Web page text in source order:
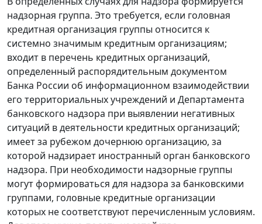
надзорная группа. Это требуется, если головная
кредитная организация группы относится к
системно значимым кредитным организациям;
входит в перечень кредитных организаций,
определенный распорядительным документом
Банка России об информационном взаимодействии
его территориальных учреждений и Департамента
банковского надзора при выявлении негативных
ситуаций в деятельности кредитных организаций;
имеет за рубежом дочернюю организацию, за
которой надзирает иностранный орган банковского
надзора. При необходимости надзорные группы
могут формироваться для надзора за банковскими
группами, головные кредитные организации
которых не соответствуют перечисленным условиям.